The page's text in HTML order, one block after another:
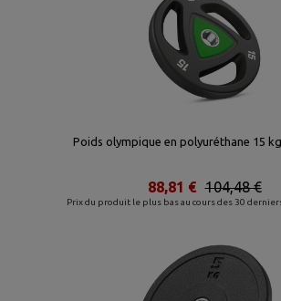
Poids olympique en polyuréthane 15
Prix du produit le plus bas au cours des 30
104,48 €
88,81 €